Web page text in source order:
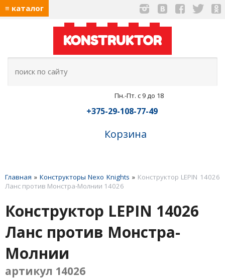
≡ каталог
KONSTRUKTOR
Пн.-Пт. с 9 до 18
+375-29-108-77-49
Корзина
Главная » Конструкторы Nexo Knights » Конструктор LEPIN 14026
Ланс против Монстра-Молнии 14026
Конструктор LEPIN 14026
Ланс против Монстра-
Молнии
артикул 14026